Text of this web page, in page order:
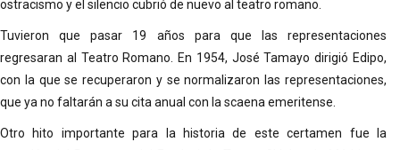
ostracismo y el silencio cubrió de nuevo al teatro romano.
Tuvieron que pasar 19 años para que las representaciones
regresaran al Teatro Romano. En 1954, José Tamayo dirigió Edipo,
con la que se recuperaron y se normalizaron las representaciones,
que ya no faltarán a su cita anual con la scaena emeritense.
Otro hito importante para la historia de este certamen fue la